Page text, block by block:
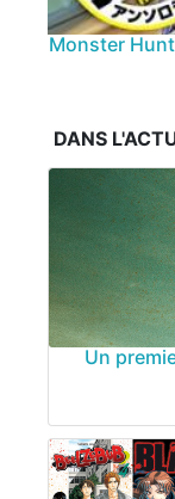
Monster
DANS
Un